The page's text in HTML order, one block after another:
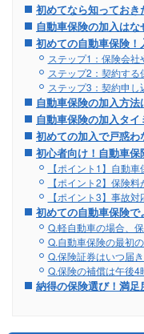
初めてなら知ってお
自動車保険の加入は
初めての自動車保険
ステップ1：保険会
ステップ2：契約す
ステップ3：契約申し
自動車保険の加入方
自動車保険の加入タ
初めての加入で戸惑
初心者向け！自動車保
【ポイント1】自動
【ポイント2】保険
【ポイント3】事故
初めての自動車保険
Q.軽自動車の場合、
Q.自動車保険の最初
Q.保険証券はいつ届
Q.保険の補償は午後4
納得の保険選び！満足